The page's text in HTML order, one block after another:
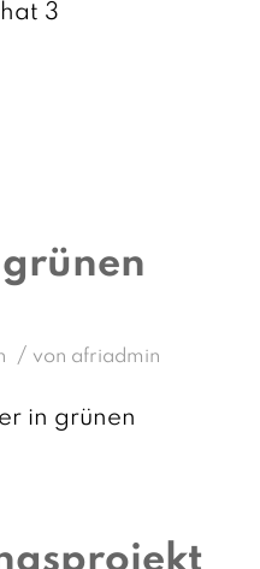
hat 3
/ von afriadmin
in grünen